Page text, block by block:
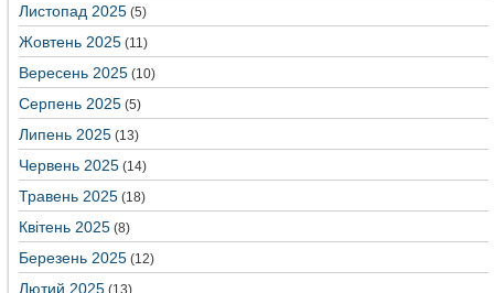
Листопад 2025 (5)
Жовтень 2025 (11)
Вересень 2025 (10)
Серпень 2025 (5)
Липень 2025 (13)
Червень 2025 (14)
Травень 2025 (18)
Квітень 2025 (8)
Березень 2025 (12)
Лютий 2025 (13)